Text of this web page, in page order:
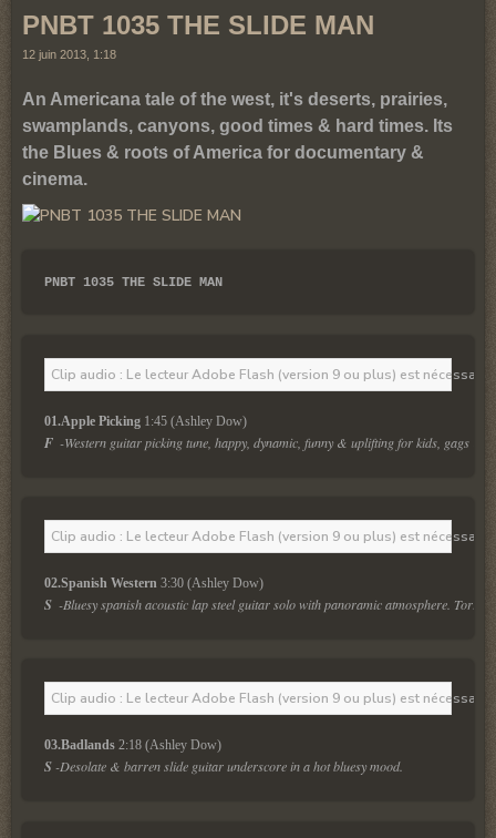
PNBT 1035 THE SLIDE MAN
12 juin 2013, 1:18
An Americana tale of the west, it's deserts, prairies,
swamplands, canyons, good times & hard times. Its
the Blues & roots of America for documentary &
cinema.
PNBT 1035 THE SLIDE MAN
Clip audio : Le lecteur Adobe Flash (version 9 ou plus) est
01.Apple Picking 1:45 (Ashley Dow)
F -Western guitar picking tune, happy, dynamic, funny & uplifting for kids, gags &
Clip audio : Le lecteur Adobe Flash (version 9 ou plus) est
02.Spanish Western 3:30 (Ashley Dow)
S -Bluesy spanish acoustic lap steel guitar solo with panoramic atmosphere.
Clip audio : Le lecteur Adobe Flash (version 9 ou plus) est
03.Badlands 2:18 (Ashley Dow)
S -Desolate & barren slide guitar underscore in a hot bluesy mood.